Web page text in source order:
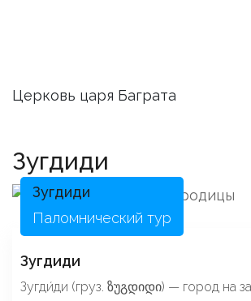
Церковь царя Баграта
Зугдиди
Зугдиди
Паломнический тур
Зугдиди
Зугди́ди (груз. ზუგდიდი) — город на